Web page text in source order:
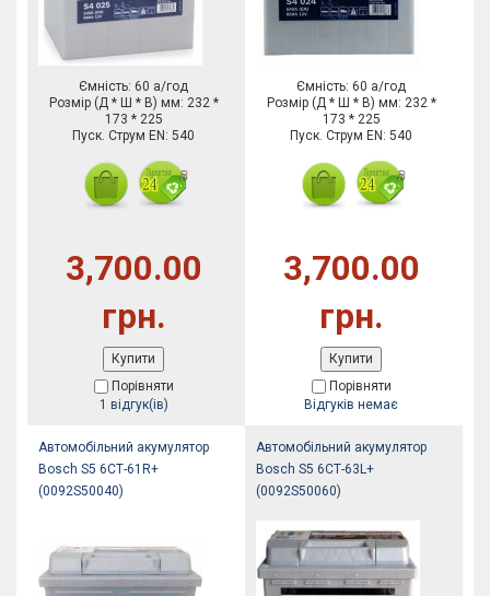
Ємність: 60 а/год
Розмір (Д * Ш * В) мм: 232 *
173 * 225
Пуск. Струм EN: 540
3,700.00
грн.
Купити
Порівняти
1 відгук(ів)
Ємність: 60 а/год
Розмір (Д * Ш * В) мм: 232 *
173 * 225
Пуск. Струм EN: 540
3,700.00
грн.
Купити
Порівняти
Відгуків немає
Автомобільний акумулятор
Bosch S5 6СТ-61R+
(0092S50040)
Автомобільний акумулятор
Bosch S5 6СТ-63L+
(0092S50060)